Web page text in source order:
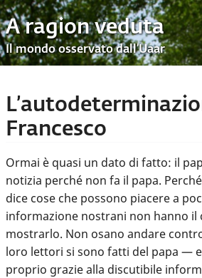
A ragion veduta
Il mondo osservato dall’Uaar
Francesco
Ormai è quasi un dato di fatto: il
notizia perché non fa il papa.
dice cose che possono piacere a
informazione nostrani non hanno il
mostrarlo. Non osano andare
loro lettori si sono fatti del papa —
proprio grazie alla discutibile